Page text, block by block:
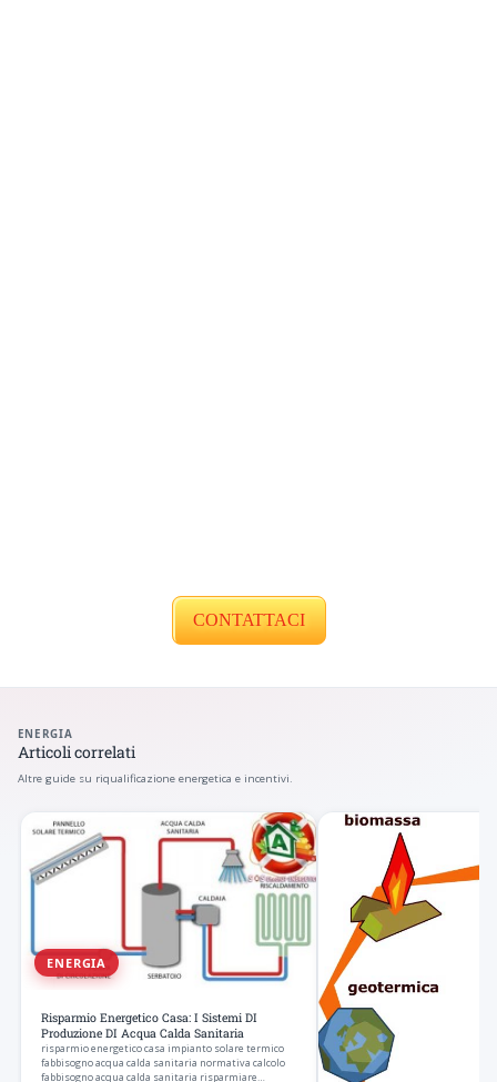
CONTATTACI
ENERGIA
Articoli correlati
Altre guide su riqualificazione energetica e incentivi.
ENERGIA
Risparmio Energetico Casa: I Sistemi DI
Produzione DI Acqua Calda Sanitaria
risparmio energetico casa impianto solare termico
fabbisogno acqua calda sanitaria normativa calcolo
fabbisogno acqua calda sanitaria risparmiare…